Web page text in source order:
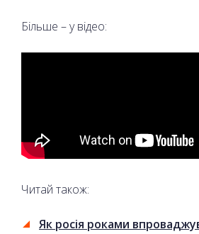
Більше – у відео:
Читай також:
Як росія роками